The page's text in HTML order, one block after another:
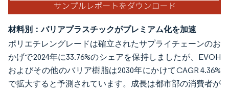
材料別：バリアプラスチックがプレミアム化を加速
ポリエチレングレードは確立されたサプライチェーンのお
かげで2024年に33.76%のシェアを保持しましたが、EVOH
およびその他のバリア樹脂は2030年にかけてCAGR 4.36%
で拡大すると予測されています。成長は都市部の消費者が